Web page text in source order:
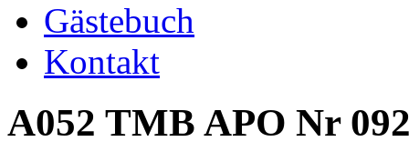
Gästebuch
Kontakt
A052 TMB APO Nr